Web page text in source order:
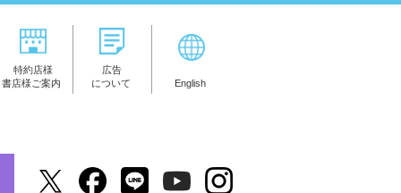
特約店様
書店様ご案内
広告
について
English